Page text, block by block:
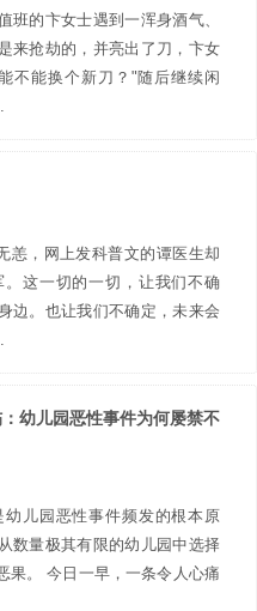
班的卞女士遇到一浑身酒气、
来抢劫的，并亮出了刀，卞女
不能换个新刀？"随后继续闲
恙，网上发科普文的谭医生却
这一切的一切，让我们不确
边。也让我们不确定，未来会
幼儿园恶性事件为何屡禁不
儿园恶性事件频发的根本原
数量极其有限的幼儿园中选择
果。 今日一早，一条令人心痛